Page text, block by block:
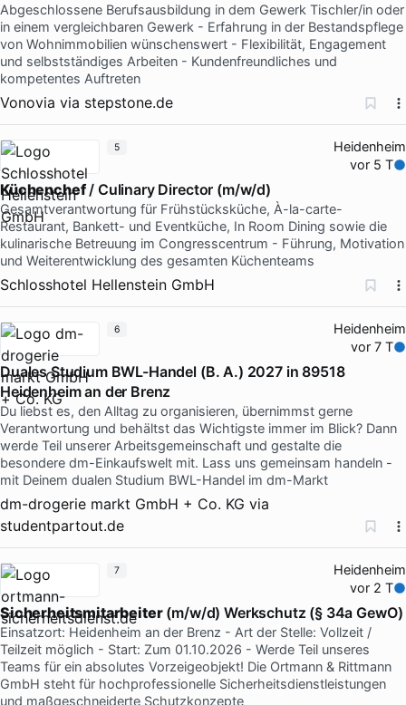
Abgeschlossene Berufsausbildung in dem Gewerk Tischler/in oder
in einem vergleichbaren Gewerk - Erfahrung in der Bestandspflege
von Wohnimmobilien wünschenswert - Flexibilität, Engagement
und selbstständiges Arbeiten - Kundenfreundliches und
kompetentes Auftreten
Vonovia via stepstone.de
Heidenheim
vor 5 T
Küchenchef/ Culinary Director (m/w/d)
Gesamtverantwortung für Frühstücksküche, À-la-carte-
Restaurant, Bankett- und Eventküche, In Room Dining sowie die
kulinarische Betreuung im Congresscentrum - Führung, Motivation
und Weiterentwicklung des gesamten Küchenteams
Schlosshotel Hellenstein GmbH
5
Heidenheim
vor 7 T
Duales Studium BWL-Handel (B. A.) 2027 in 89518
Heidenheim an der Brenz
Du liebst es, den Alltag zu organisieren, übernimmst gerne
Verantwortung und behältst das Wichtigste immer im Blick? Dann
werde Teil unserer Arbeitsgemeinschaft und gestalte die
besondere dm-Einkaufswelt mit. Lass uns gemeinsam handeln -
mit Deinem dualen Studium BWL-Handel im dm-Markt
dm-drogerie markt GmbH + Co. KG via
studentpartout.de
6
Heidenheim
vor 2 T
Sicherheitsmitarbeiter(m/w/d) Werkschutz (§ 34a GewO)
Einsatzort: Heidenheim an der Brenz - Art der Stelle: Vollzeit /
Teilzeit möglich - Start: Zum 01.10.2026 - Werde Teil unseres
Teams für ein absolutes Vorzeigeobjekt! Die Ortmann & Rittmann
GmbH steht für hochprofessionelle Sicherheitsdienstleistungen
und maßgeschneiderte Schutzkonzepte
7